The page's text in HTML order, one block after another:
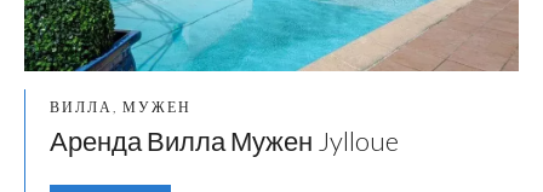
ВИЛЛА, МУЖЕН
Аренда Вилла Мужен Jylloue